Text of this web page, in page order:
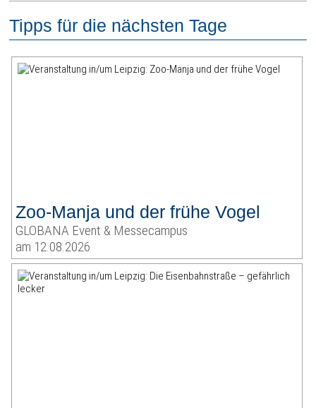
Tipps für die nächsten Tage
Zoo-Manja und der frühe Vogel
GLOBANA Event & Messecampus
am 12.08.2026